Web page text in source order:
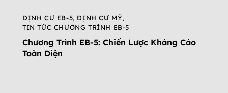
ĐỊNH CƯ EB-5,ĐỊNH CƯ MỸ,
TIN TỨC CHƯƠNG TRÌNH EB-5
Chương Trình EB-5: Chiến Lược Kháng Cáo
Toàn Diện